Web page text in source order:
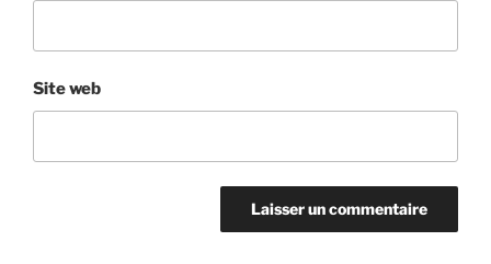
Site web